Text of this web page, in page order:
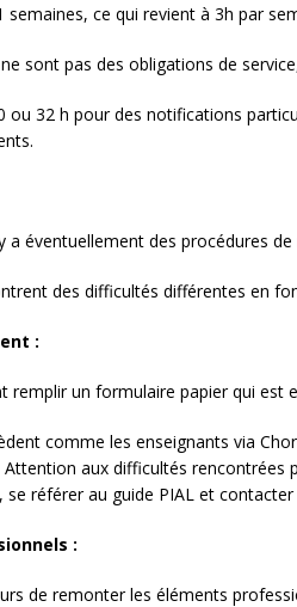
semaines, ce qui revient à 3h par
sont pas des obligations de
ou 32 h pour des notifications
a éventuellement des procédures
des difficultés différentes en
:
remplir un formulaire papier qui est
comme les enseignants via
aux difficultés rencontrées
se référer au guide PIAL et
:
de remonter les éléments